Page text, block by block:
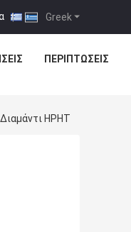
Greek
|
ΠΕΡΙΠΤΏΣΕΙΣ
HPHT